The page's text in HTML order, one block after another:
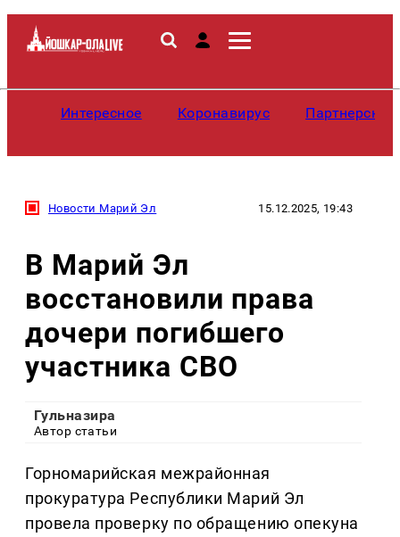
Интересное Коронавирус
Новости Марий Эл 15.12.2025, 19:43
В Марий Эл
восстановили права
дочери погибшего
участника СВО
Гульназира
Автор статьи
Горномарийская межрайонная
прокуратура Республики Марий Эл
провела проверку по обращению опекуна